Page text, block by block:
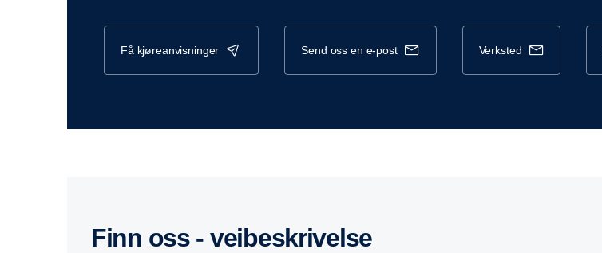
få kjøreanvisninger send oss en e-post verksted
Finn oss - veibeskrivelse